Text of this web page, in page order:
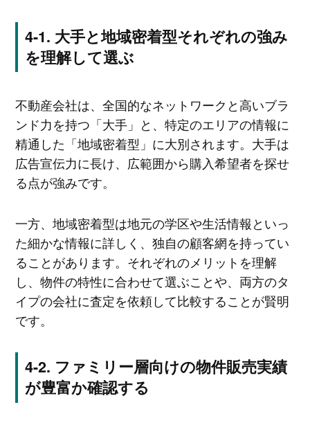
大手と地域密着型それぞれの強み
を理解して選ぶ
不動産会社は、全国的なネットワークと高いブラ
ンド力を持つ「大手」と、特定のエリアの情報に
精通した「地域密着型」に大別されます。大手は
広告宣伝力に長け、広範囲から購入希望者を探せ
る点が強みです。
一方、地域密着型は地元の学区や生活情報といっ
た細かな情報に詳しく、独自の顧客網を持ってい
ることがあります。それぞれのメリットを理解
し、物件の特性に合わせて選ぶことや、両方のタ
イプの会社に査定を依頼して比較することが賢明
です。
ファミリー層向けの物件販売実績
が豊富か確認する